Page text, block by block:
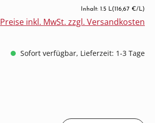
Inhalt: 1.5 L(116,67 €/L)
Preise inkl. MwSt. zzgl. Versandkosten
Sofort verfügbar, Lieferzeit: 1-3 Tage